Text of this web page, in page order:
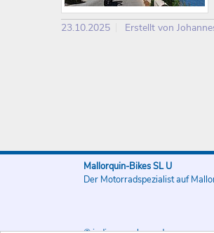
23.10.2025 Erstellt von
Mallorquin-Bikes SL U
Der Motorradspezialist auf